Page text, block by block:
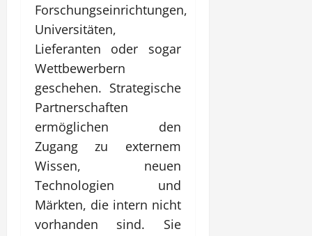
Forschungseinrichtungen,
Universitäten,
Lieferanten oder sogar
Wettbewerbern
geschehen. Strategische
Partnerschaften
ermöglichen den
Zugang zu externem
Wissen, neuen
Technologien und
Märkten, die intern nicht
vorhanden sind. Sie